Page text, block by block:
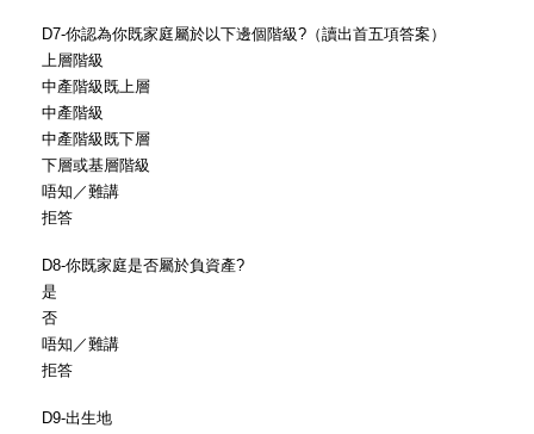
D7-你認為你既家庭屬於以下邊個階級?（讀出首五項答案）
上層階級
中產階級既上層
中產階級
中產階級既下層
下層或基層階級
唔知／難講
拒答
D8-你既家庭是否屬於負資產?
是
否
唔知／難講
拒答
D9-出生地